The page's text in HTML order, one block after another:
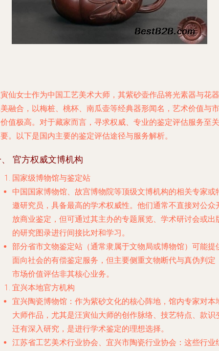
仙女士作为中国工艺美术大师，其紫砂壶作品将光素器与花器
融合，以梅桩、桃杯、南瓜壶等经典器形闻名，艺术价值与市
值极高。对于藏家而言，寻求权威、专业的鉴定评估服务至关
。以下是国内主要的鉴定评估途径与服务解析。
官方权威文博机构
国家级博物馆与鉴定站
中国国家博物馆、 故宫博物院等顶级文博机构的相关专家或
邀研究员，具备最高的学术权威性。他们通常不直接对公众
放商业鉴定，但可通过其主办的专题展览、学术研讨会或出
的研究图录进行间接比对和学习。
部分省市文物鉴定站 （通常隶属于文物局或博物馆）可能提
面向社会的有偿鉴定服务，但主要侧重文物断代与真伪判定
市场价值评估非其核心业务。
宜兴本地官方机构
宜兴陶瓷博物馆 ：作为紫砂文化的核心阵地，馆内专家对本
大师作品，尤其是汪寅仙大师的创作脉络、技艺特点、款识
迁有深入研究，是进行学术鉴定的理想选择。
江苏省工艺美术行业协会、 宜兴市陶瓷行业协会 ：这些行业